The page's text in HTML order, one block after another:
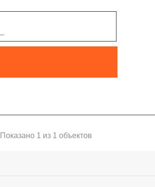
Показано 1 из 1 объектов